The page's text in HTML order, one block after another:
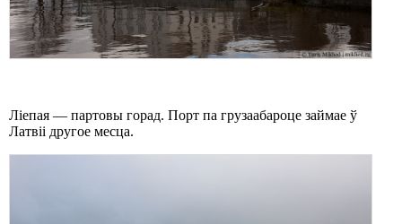
Ліепая — партовы горад. Порт па грузаабароце займае ў
Латвіі другое месца.